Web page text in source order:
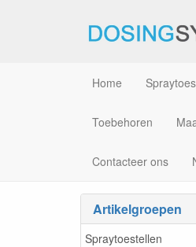
Home
Toebehoren
Contacteer ons
Artikelgroepen
Spraytoestellen